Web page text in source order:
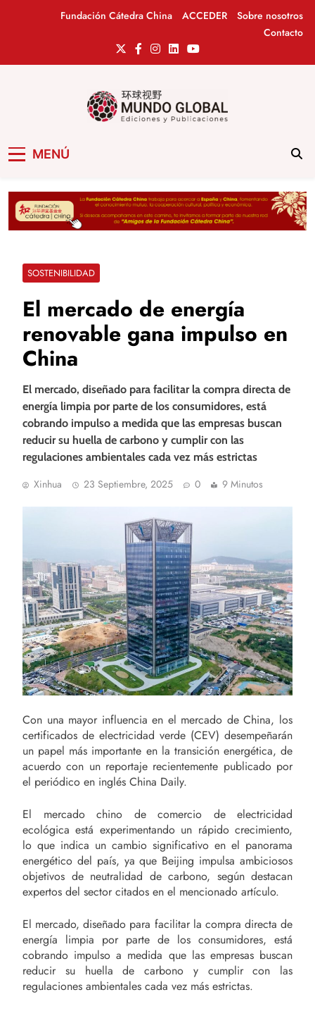
Fundación Cátedra China ACCEDER
Sobre nosotros
Contacto
MENÚ
SOSTENIBILIDAD
El mercado de energía
renovable gana impulso en
China
El mercado, diseñado para facilitar la compra directa de
energía limpia por parte de los consumidores, está
cobrando impulso a medida que las empresas buscan
reducir su huella de carbono y cumplir con las
regulaciones ambientales cada vez más estrictas
Xinhua 23 Septiembre, 2025 0 9 Minutos
Con una mayor influencia en el mercado de China, los
certificados de electricidad verde (CEV) desempeñarán
un papel más importante en la transición energética, de
acuerdo con un reportaje recientemente publicado por
el periódico en inglés China Daily.
El mercado chino de comercio de electricidad
ecológica está experimentando un rápido crecimiento,
lo que indica un cambio significativo en el panorama
energético del país, ya que Beijing impulsa ambiciosos
objetivos de neutralidad de carbono, según destacan
expertos del sector citados en el mencionado artículo.
El mercado, diseñado para facilitar la compra directa de
energía limpia por parte de los consumidores, está
cobrando impulso a medida que las empresas buscan
reducir su huella de carbono y cumplir con las
regulaciones ambientales cada vez más estrictas.